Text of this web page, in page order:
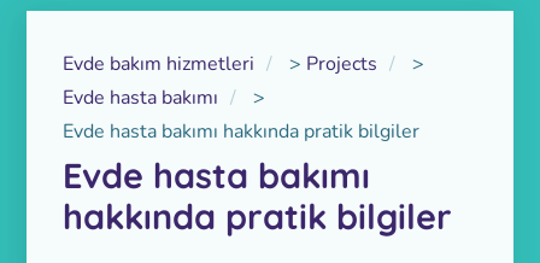
Evde bakım hizmetleri > Projects
>
Evde hasta bakımı
>
Evde hasta bakımı hakkında pratik bilgiler
Evde hasta bakımı
hakkında pratik bilgiler